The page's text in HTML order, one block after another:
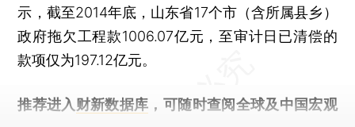
示，截至2014年底，山东省17个市（含所属县乡）
政府拖欠工程款1006.07亿元，至审计日已清偿的
款项仅为197.12亿元。
推荐进入 财新数据库 ，可随时查阅全球及中国宏观